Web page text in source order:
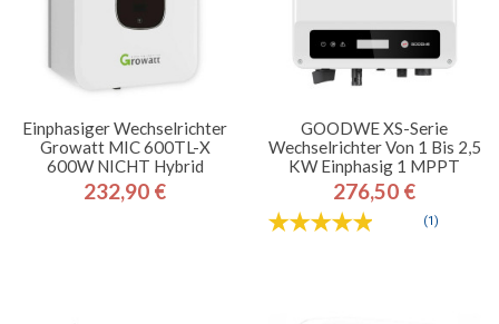
Einphasiger Wechselrichter
Growatt MIC 600TL-X
600W NICHT Hybrid
Preis
232,90 €
GOODWE XS-Serie
Wechselrichter Von 1 Bis 2,5
KW Einphasig 1 MPPT
Preis
276,50 €
(1)